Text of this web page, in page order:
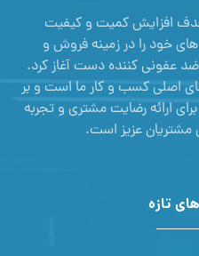
افزایش کمیت و کیفیت
خود را در زمینه فروش و
عفونی کننده دست آغاز کرد.
اصلی کسب و کار ما است و بر
ارائه رضایت مشتری و تجربه
عزیز است.
تازه